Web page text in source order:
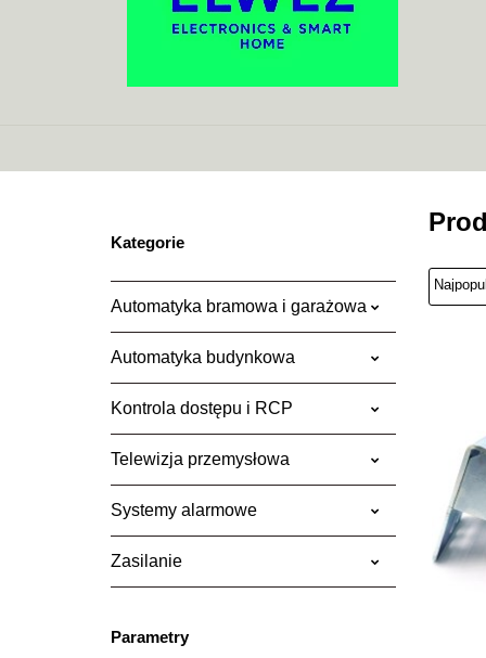
Kategorie
Automatyka bramowa i garażowa
Automatyka budynkowa
Kontrola dostępu i RCP
Telewizja przemysłowa
Systemy alarmowe
Zasilanie
Parametry